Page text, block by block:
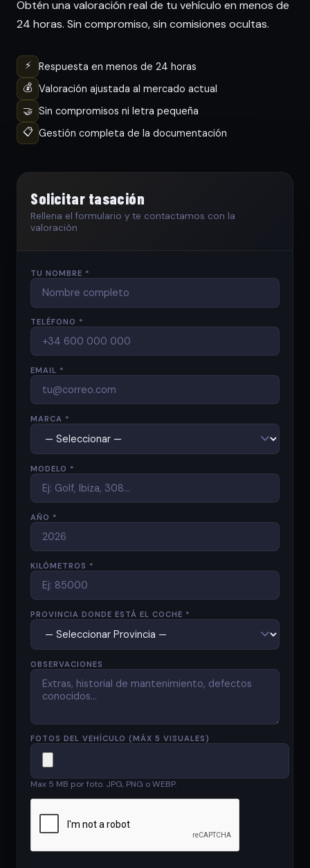
Obtén una valoración real de tu vehículo en menos de
24 horas. Sin compromiso, sin comisiones ocultas.
⚡
Respuesta en menos de 24 horas
💰 Valoración ajustada al mercado actual
🤝 Sin compromisos ni letra pequeña
📋 Gestión completa de la documentación
Solicitar tasación
Rellena el formulario y te contactamos con la
valoración
TU NOMBRE *
TELÉFONO *
EMAIL *
MARCA *
MODELO *
AÑO *
KILÓMETROS *
PROVINCIA DONDE ESTÁ EL COCHE *
OBSERVACIONES
FOTOS DEL VEHÍCULO (MÁX 5 VISUALES)
Max 5 MB por foto. JPG, PNG o WEBP.